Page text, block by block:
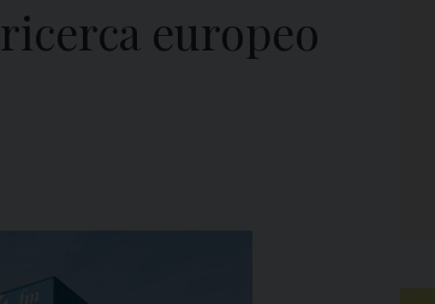
europeo